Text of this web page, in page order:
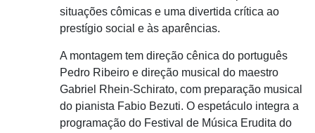
situações cômicas e uma divertida crítica ao
prestígio social e às aparências.
A montagem tem direção cênica do português
Pedro Ribeiro e direção musical do maestro
Gabriel Rhein-Schirato, com preparação musical
do pianista Fabio Bezuti. O espetáculo integra a
programação do Festival de Música Erudita do